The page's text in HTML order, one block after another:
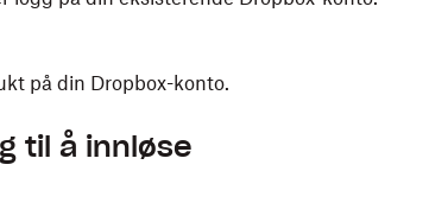
på din Dropbox-konto.
til å innløse